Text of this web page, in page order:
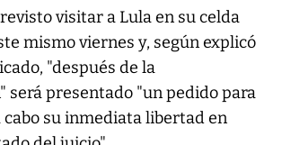
visitar a Lula en su celda
mismo viernes y, según explicó
"después de la
será presentado "un pedido para
cabo su inmediata libertad en